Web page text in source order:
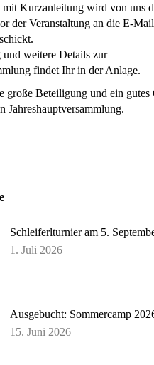
Kurzanleitung wird von uns
der Veranstaltung an die E-
und weitere Details zur
findet Ihr in der Anlage.
große Beteiligung und ein gutes
Jahreshauptversammlung.
Schleiferlturnier am 5.
1. Juli 2026
Ausgebucht: Sommercamp
15. Juni 2026